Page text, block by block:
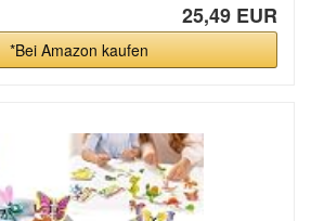
25,49 EUR
*Bei Amazon kaufen